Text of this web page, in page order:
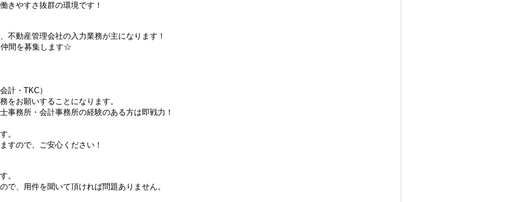
きやすさ抜群の環境です！
不動産管理会社の入力業務が主になります！
仲間を募集します☆
計・TKC）
お願いすることになります。
所・会計事務所の経験のある方は即戦力！
。
ので、ご安心ください！
。
用件を聞いて頂ければ問題ありません。